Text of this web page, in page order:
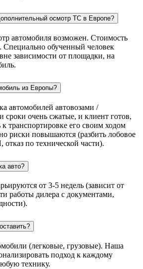
осмотр ТС в Европе?
автомобиля возможен. Стоимость
Специально обученный человек
зависимости от площадки, на
из Европы?
автомобилей автовозами /
сроки очень сжатые, и клиент готов,
транспортировке его своим ходом
риски повышаются (разбить лобовое
по технической части).
авто?
от 3-5 недель (зависит от
работы дилера с документами,
(легковые, грузовые). Наша
подход к каждому
технику.